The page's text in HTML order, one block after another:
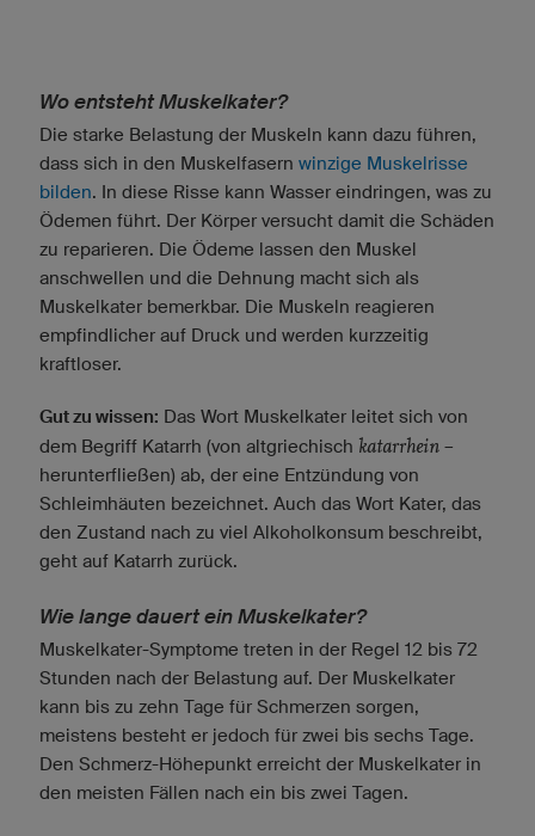
Wo entsteht Muskelkater?
Die starke Belastung der Muskeln kann dazu führen,
dass sich in den Muskelfasern winzige Muskelrisse
bilden. In diese Risse kann Wasser eindringen, was zu
Ödemen führt. Der Körper versucht damit die Schäden
zu reparieren. Die Ödeme lassen den Muskel
anschwellen und die Dehnung macht sich als
Muskelkater bemerkbar. Die Muskeln reagieren
empfindlicher auf Druck und werden kurzzeitig
kraftloser.
Gut zu wissen: Das Wort Muskelkater leitet sich von
dem Begriff Katarrh (von altgriechisch katarrhein –
herunterfließen) ab, der eine Entzündung von
Schleimhäuten bezeichnet. Auch das Wort Kater, das
den Zustand nach zu viel Alkoholkonsum beschreibt,
geht auf Katarrh zurück.
Wie lange dauert ein Muskelkater?
Muskelkater-Symptome treten in der Regel 12 bis 72
Stunden nach der Belastung auf. Der Muskelkater
kann bis zu zehn Tage für Schmerzen sorgen,
meistens besteht er jedoch für zwei bis sechs Tage.
Den Schmerz-Höhepunkt erreicht der Muskelkater in
den meisten Fällen nach ein bis zwei Tagen.